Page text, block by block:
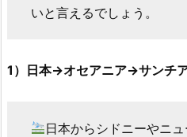
いと言えるでしょう。
1）日本→オセアニア→サンチ
日本からシドニーやニ